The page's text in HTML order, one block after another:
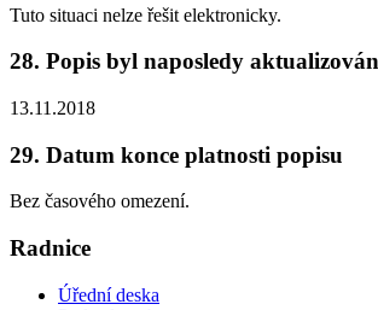
Tuto situaci nelze řešit elektronicky.
28. Popis byl naposledy aktualizován
13.11.2018
29. Datum konce platnosti popisu
Bez časového omezení.
Radnice
Úřední deska